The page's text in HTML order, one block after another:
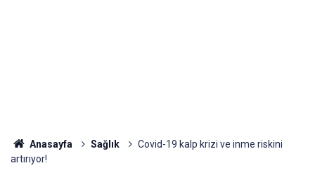
Anasayfa Sağlık
Covid-19 kalp krizi ve inme riskini
artırıyor!